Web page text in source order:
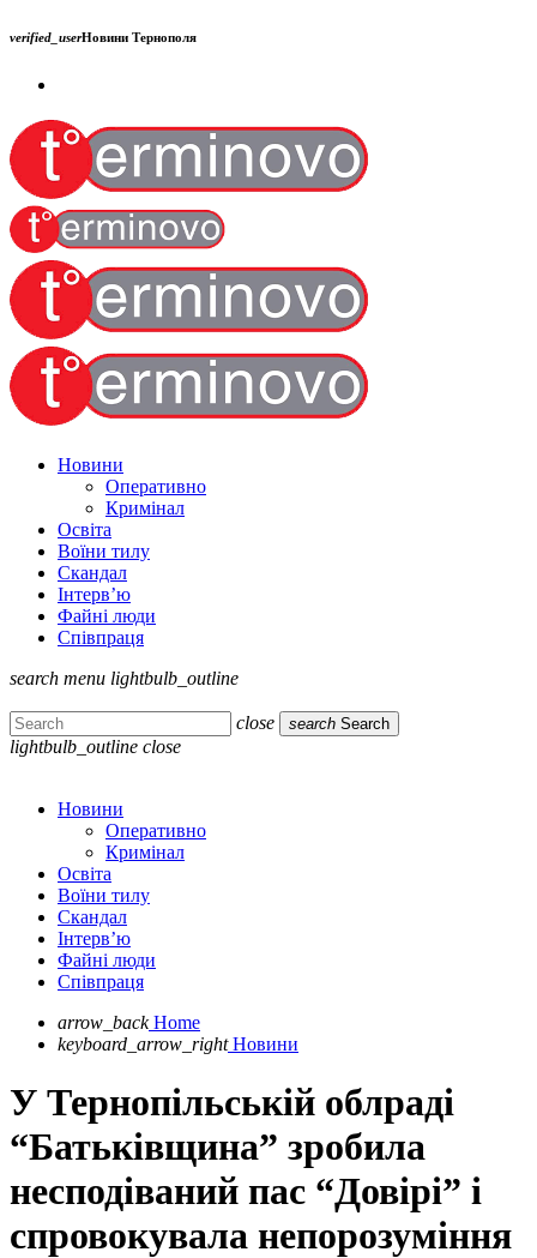
verified_userНовини Тернополя
Новини
Оперативно
Кримінал
Освіта
Воїни тилу
Скандал
Інтерв’ю
Файні люди
Співпраця
search menu lightbulb_outline
close search Search
lightbulb_outline close
Новини
Оперативно
Кримінал
Освіта
Воїни тилу
Скандал
Інтерв’ю
Файні люди
Співпраця
arrow_back Home
keyboard_arrow_right Новини
У Тернопільській облраді
“Батьківщина” зробила
несподіваний пас “Довірі” і
спровокувала непорозуміння